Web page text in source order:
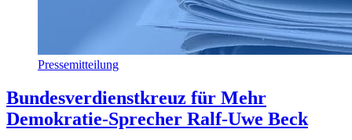
Pressemitteilung
Bundesverdienstkreuz für Mehr
Demokratie-Sprecher Ralf-Uwe Beck